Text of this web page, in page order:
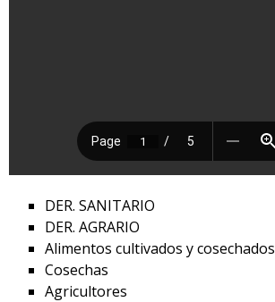
DER. SANITARIO
DER. AGRARIO
Alimentos cultivados y cosechados
Cosechas
Agricultores